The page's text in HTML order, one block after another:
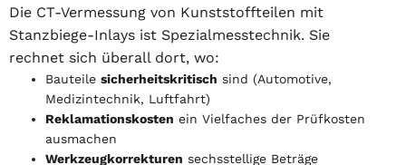
Die CT-Vermessung von Kunststoffteilen mit
Stanzbiege-Inlays ist Spezialmesstechnik. Sie
rechnet sich überall dort, wo:
Bauteile sicherheitskritisch sind (Automotive,
Medizintechnik, Luftfahrt)
Reklamationskosten ein Vielfaches der Prüfkosten
ausmachen
Werkzeugkorrekturen sechsstellige Beträge